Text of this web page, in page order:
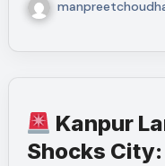
Kanpur
Shocks